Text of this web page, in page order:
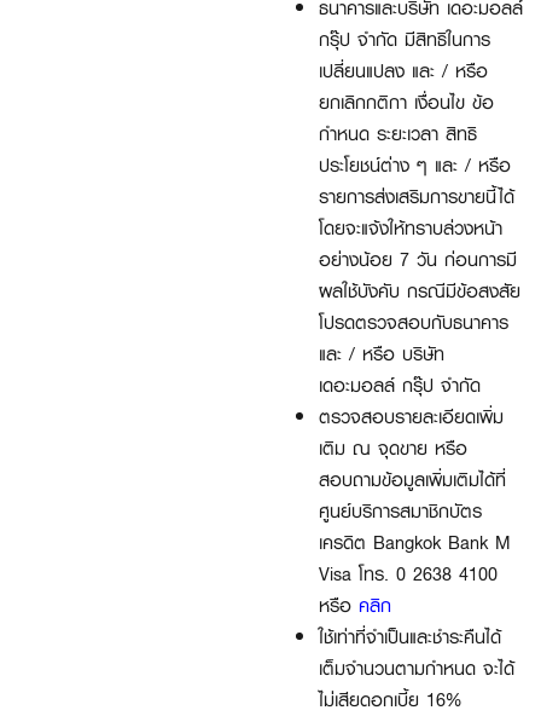
ธนาคารและบริษัท เดอะมอลล์
กรุ๊ป จำกัด มีสิทธิในการ
เปลี่ยนแปลง และ / หรือ
ยกเลิกกติกา เงื่อนไข ข้อ
กำหนด ระยะเวลา สิทธิ
ประโยชน์ต่าง ๆ และ / หรือ
รายการส่งเสริมการขายนี้ได้
โดยจะแจ้งให้ทราบล่วงหน้า
อย่างน้อย 7 วัน ก่อนการมี
ผลใช้บังคับ กรณีมีข้อสงสัย
โปรดตรวจสอบกับธนาคาร
และ / หรือ บริษัท
เดอะมอลล์ กรุ๊ป จำกัด
ตรวจสอบรายละเอียดเพิ่ม
เติม ณ จุดขาย หรือ
สอบถามข้อมูลเพิ่มเติมได้ที่
ศูนย์บริการสมาชิกบัตร
เครดิต Bangkok Bank M
Visa โทร. 0 2638 4100
หรือ คลิก
ใช้เท่าที่จำเป็นและชำระคืนได้
เต็มจำนวนตามกำหนด จะได้
ไม่เสียดอกเบี้ย 16%